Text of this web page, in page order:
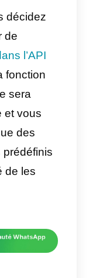
du tout
Bien
de cette
ne signifie
pouvons
des messages
répétée.
devons
WhatsApp